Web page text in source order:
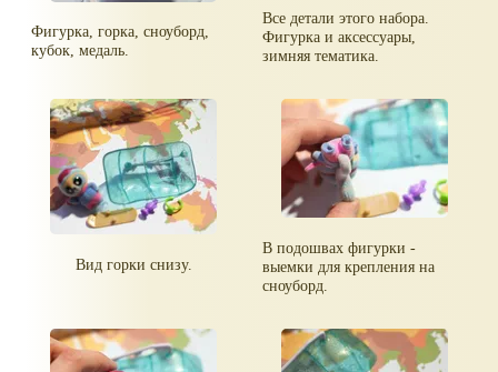
Фигурка, горка, сноуборд,
кубок, медаль.
Все детали этого набора.
Фигурка и аксессуары,
зимняя тематика.
Вид горки снизу.
В подошвах фигурки -
выемки для крепления на
сноуборд.